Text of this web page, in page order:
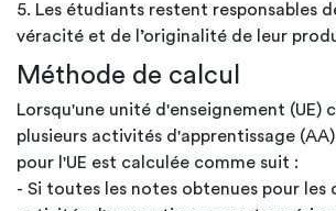
5. Les étudiants restent responsables
véracité et de l’originalité de leur
Méthode de calcul
Lorsqu'une unité d'enseignement (UE)
plusieurs activités d'apprentissage
pour l'UE est calculée comme suit :
- Si toutes les notes obtenues pour les